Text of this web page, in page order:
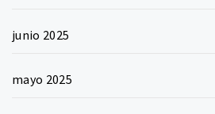
junio 2025
mayo 2025